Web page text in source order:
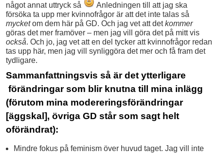
något annat uttryck så
Anledningen till att jag ska
försöka ta upp mer kvinnofrågor är att det inte talas så
mycketom dem här på GD. Och jag vet att detkommer
göras det mer framöver – men jag vill göra det på mitt vis
också. Och jo, jag vet att en del tycker att kvinnofrågor redan
tas upp här, men jag vill synliggöra det mer och få fram det
tydligare.
Sammanfattningsvis så är det ytterligare
förändringar som blir knutna till mina inlägg
(förutom mina modereringsförändringar
[äggskal], övriga GD står som sagt helt
oförändrat):
Mindre fokus på feminism över huvud taget. Jag vill inte